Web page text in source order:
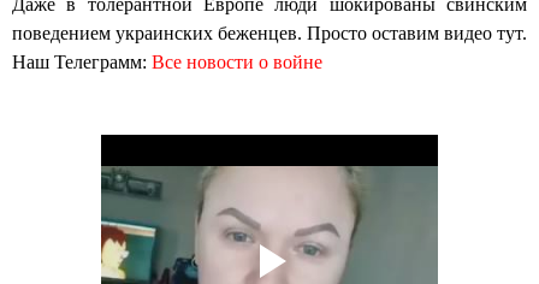
Даже в толерантной Европе люди шокированы свинским
поведением украинских беженцев. Просто оставим видео тут.
Наш Телеграмм: Все новости о войне